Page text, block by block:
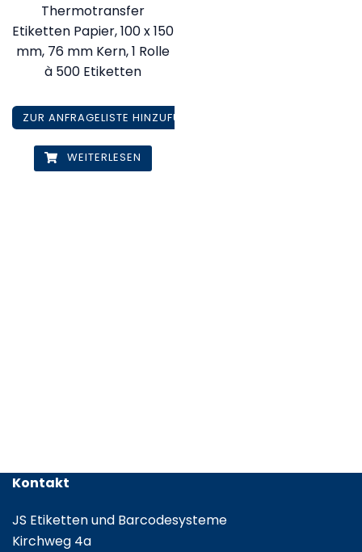
Thermotransfer
Etiketten Papier, 100 x 150
mm, 76 mm Kern, 1 Rolle
à 500 Etiketten
ZUR ANFRAGELISTE HINZUFÜGEN
WEITERLESEN
Kontakt
JS Etiketten und Barcodesysteme
Kirchweg 4a